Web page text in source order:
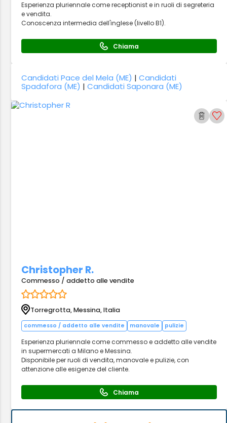
Esperienza pluriennale come receptionist e in ruoli di segreteria
e vendita.
Conoscenza intermedia dell'inglese (livello B1).
Chiama
Candidati Pace del Mela (ME) |Candidati
Spadafora (ME) |Candidati Saponara (ME)
Christopher R.
Commesso / addetto alle vendite
Torregrotta, Messina, Italia
commesso / addetto alle vendite manovale pulizie
Esperienza pluriennale come commesso e addetto alle vendite
in supermercati a Milano e Messina.
Disponibile per ruoli di vendita, manovale e pulizie, con
attenzione alle esigenze del cliente.
Chiama